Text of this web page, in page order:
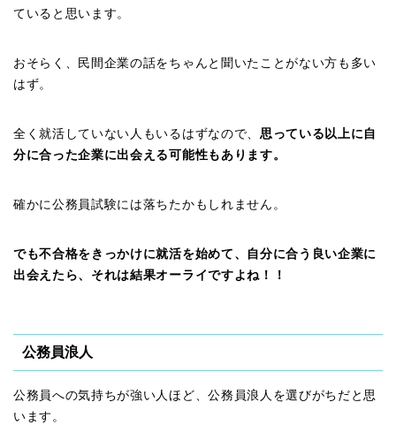
ていると思います。
おそらく、民間企業の話をちゃんと聞いたことがない方も多い
はず。
全く就活していない人もいるはずなので、 思っている以上に自
分に合った企業に出会える可能性もあります。
確かに公務員試験には落ちたかもしれません。
でも不合格をきっかけに就活を始めて、自分に合う良い企業に
出会えたら、それは結果オーライですよね！！
公務員浪人
公務員への気持ちが強い人ほど、公務員浪人を選びがちだと思
います。